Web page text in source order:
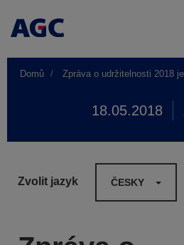
Domů Zpráva o udržitelnosti 2018
18.05.2018
Zvolit jazyk ČESKY